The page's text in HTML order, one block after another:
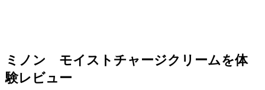
ミノン モイストチャージクリームを体
験レビュー